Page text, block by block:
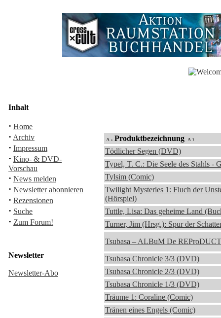
Inhalt
· Home
· Archiv
· Impressum
· Kino- & DVD-
Vorschau
· News melden
· Newsletter abonnieren
· Rezensionen
· Suche
· Zum Forum!
Newsletter
Newsletter-Abo
Produktbezeichnung
Tödlicher Segen (DVD)
Typel, T. C.: Die Seele des Stahls -
Tylsim (Comic)
Twilight Mysteries 1: Fluch der
(Hörspiel)
Tuttle, Lisa: Das geheime Land
Turner, Jim (Hrsg.): Spur der
Tsubasa – ALBuM De
Tsubasa Chronicle 3/3 (DVD)
Tsubasa Chronicle 2/3 (DVD)
Tsubasa Chronicle 1/3 (DVD)
Träume 1: Coraline (Comic)
Tränen eines Engels (Comic)